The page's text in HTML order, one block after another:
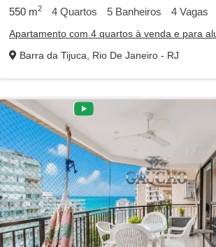
550 m2 4 Quartos 5 Banheiros 4 Vagas
Apartamento com 4 quartos à venda e para
Barra da Tijuca, Rio De Janeiro - RJ